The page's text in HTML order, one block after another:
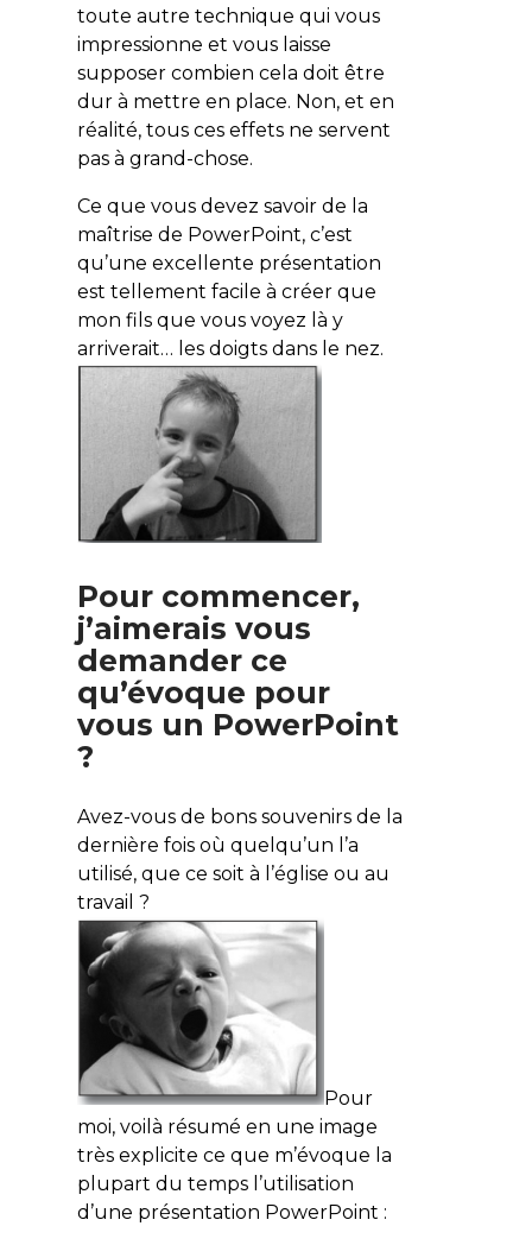
toute autre technique qui vous
impressionne et vous laisse
supposer combien cela doit être
dur à mettre en place. Non, et en
réalité, tous ces effets ne servent
pas à grand-chose.
Ce que vous devez savoir de la
maîtrise de PowerPoint, c’est
qu’une excellente présentation
est tellement facile à créer que
mon fils que vous voyez là y
arriverait… les doigts dans le nez.
Pour commencer,
j’aimerais vous
demander ce
qu’évoque pour
vous un PowerPoint
?
Avez-vous de bons souvenirs de la
dernière fois où quelqu’un l’a
utilisé, que ce soit à l’église ou au
travail ?
Pour
moi, voilà résumé en une image
très explicite ce que m’évoque la
plupart du temps l’utilisation
d’une présentation PowerPoint :